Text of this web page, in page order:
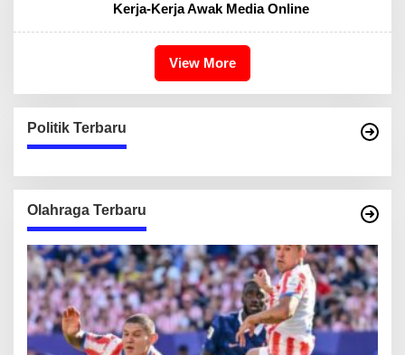
Kerja-Kerja Awak Media Online
View More
Politik Terbaru
Olahraga Terbaru